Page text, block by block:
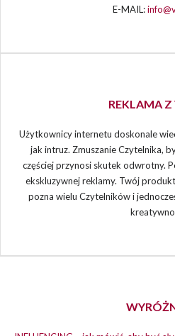
E-MAIL:
REKLAMA
Użytkownicy internetu doskonale
jak intruz. Zmuszanie Czytelnika,
częściej przynosi skutek odwrotny.
ekskluzywnej reklamy. Twój
pozna wielu Czytelników i